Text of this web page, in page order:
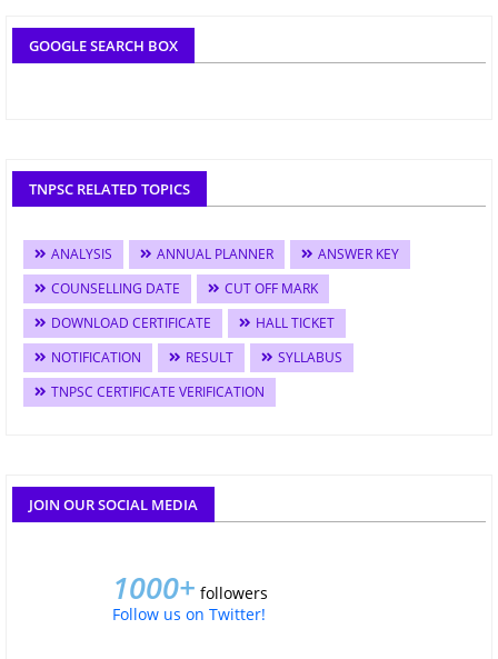
GOOGLE SEARCH BOX
TNPSC RELATED TOPICS
ANALYSIS ANNUAL PLANNER
ANSWER KEY
COUNSELLING DATE
CUT OFF MARK
DOWNLOAD CERTIFICATE
HALL TICKET
NOTIFICATION
RESULT
SYLLABUS
TNPSC CERTIFICATE VERIFICATION
JOIN OUR SOCIAL MEDIA
1000+ followers
Follow us on Twitter!